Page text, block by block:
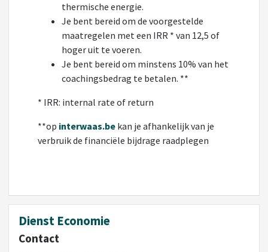
thermische energie.
Je bent bereid om de voorgestelde
maatregelen met een IRR * van 12,5 of
hoger uit te voeren.
Je bent bereid om minstens 10% van het
coachingsbedrag te betalen. **
* IRR: internal rate of return
**op interwaas.be kan je afhankelijk van je
verbruik de financiële bijdrage raadplegen
Dienst Economie
Contact